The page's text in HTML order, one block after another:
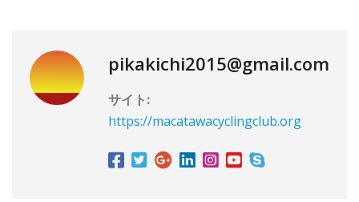
pikakichi2015@gmail.com
サイト:
https://macatawacyclingclub.org